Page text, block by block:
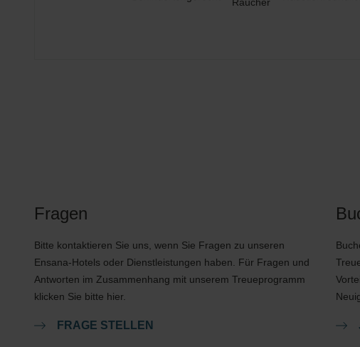
Fragen
Bitte kontaktieren Sie uns, wenn Sie Fragen zu unseren
Ensana-Hotels oder Dienstleistungen haben. Für Fragen und
Antworten im Zusammenhang mit unserem Treueprogramm
klicken Sie bitte hier.
FRAGE STELLEN